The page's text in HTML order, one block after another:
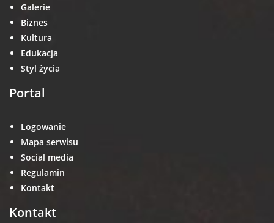
Galerie
Biznes
Kultura
Edukacja
Styl życia
Portal
Logowanie
Mapa serwisu
Social media
Regulamin
Kontakt
Kontakt